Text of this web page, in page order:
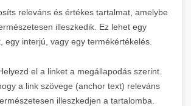
releváns és értékes tartalmat, amelybe
illeszkedik. Ez lehet egy
egy interjú, vagy egy termékértékelés.
el a linket a megállapodás szerint.
a link szövege (anchor text) releváns
illeszkedjen a tartalomba.